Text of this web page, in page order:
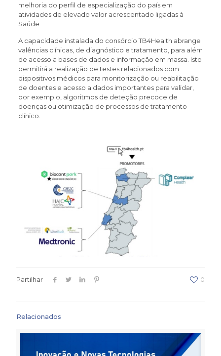
melhoria do perfil de especialização do país em
atividades de elevado valor acrescentado ligadas à
Saúde
A capacidade instalada do consórcio TB4Health abrange
valências clínicas, de diagnóstico e tratamento, para além
de acesso a bases de dados e informação em massa. Isto
permitirá a realização de testes relacionados com
dispositivos médicos para monitorização ou reabilitação
de doentes e acesso a dados importantes para validar,
por exemplo, algoritmos de deteção precoce de
doenças ou otimização de processos de tratamento
clínico.
Partilhar 0
Relacionados